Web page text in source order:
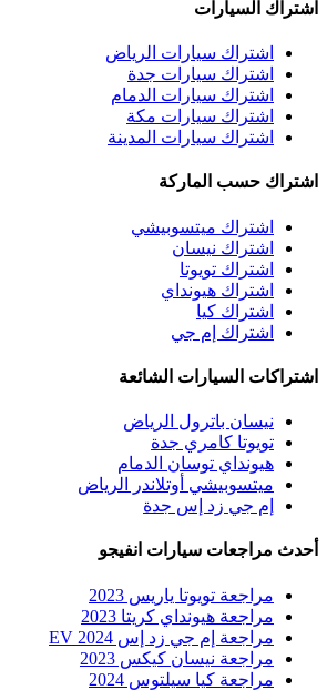
اشتراك السيارات
اشتراك سيارات الرياض
اشتراك سيارات جدة
اشتراك سيارات الدمام
اشتراك سيارات مكة
اشتراك سيارات المدينة
اشتراك حسب الماركة
اشتراك ميتسوبيشي
اشتراك نيسان
اشتراك تويوتا
اشتراك هيونداي
اشتراك كيا
اشتراك إم جي
اشتراكات السيارات الشائعة
نيسان باترول الرياض
تويوتا كامري جدة
هيونداي توسان الدمام
ميتسوبيشي أوتلاندر الرياض
إم جي زد إس جدة
أحدث مراجعات سيارات انفيجو
مراجعة تويوتا ياريس 2023
مراجعة هيونداي كريتا 2023
مراجعة إم جي زد إس EV 2024
مراجعة نيسان كيكس 2023
مراجعة كيا سيلتوس 2024